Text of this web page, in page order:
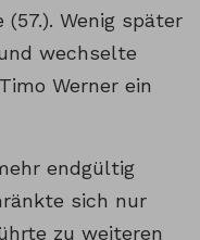
Wenig später
wechselte
Werner ein
endgültig
sich nur
zu weiteren